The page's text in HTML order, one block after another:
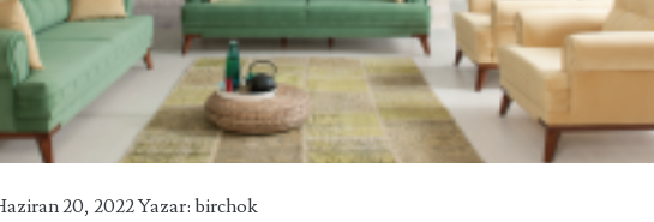
20, 2022 Yazar:birchok